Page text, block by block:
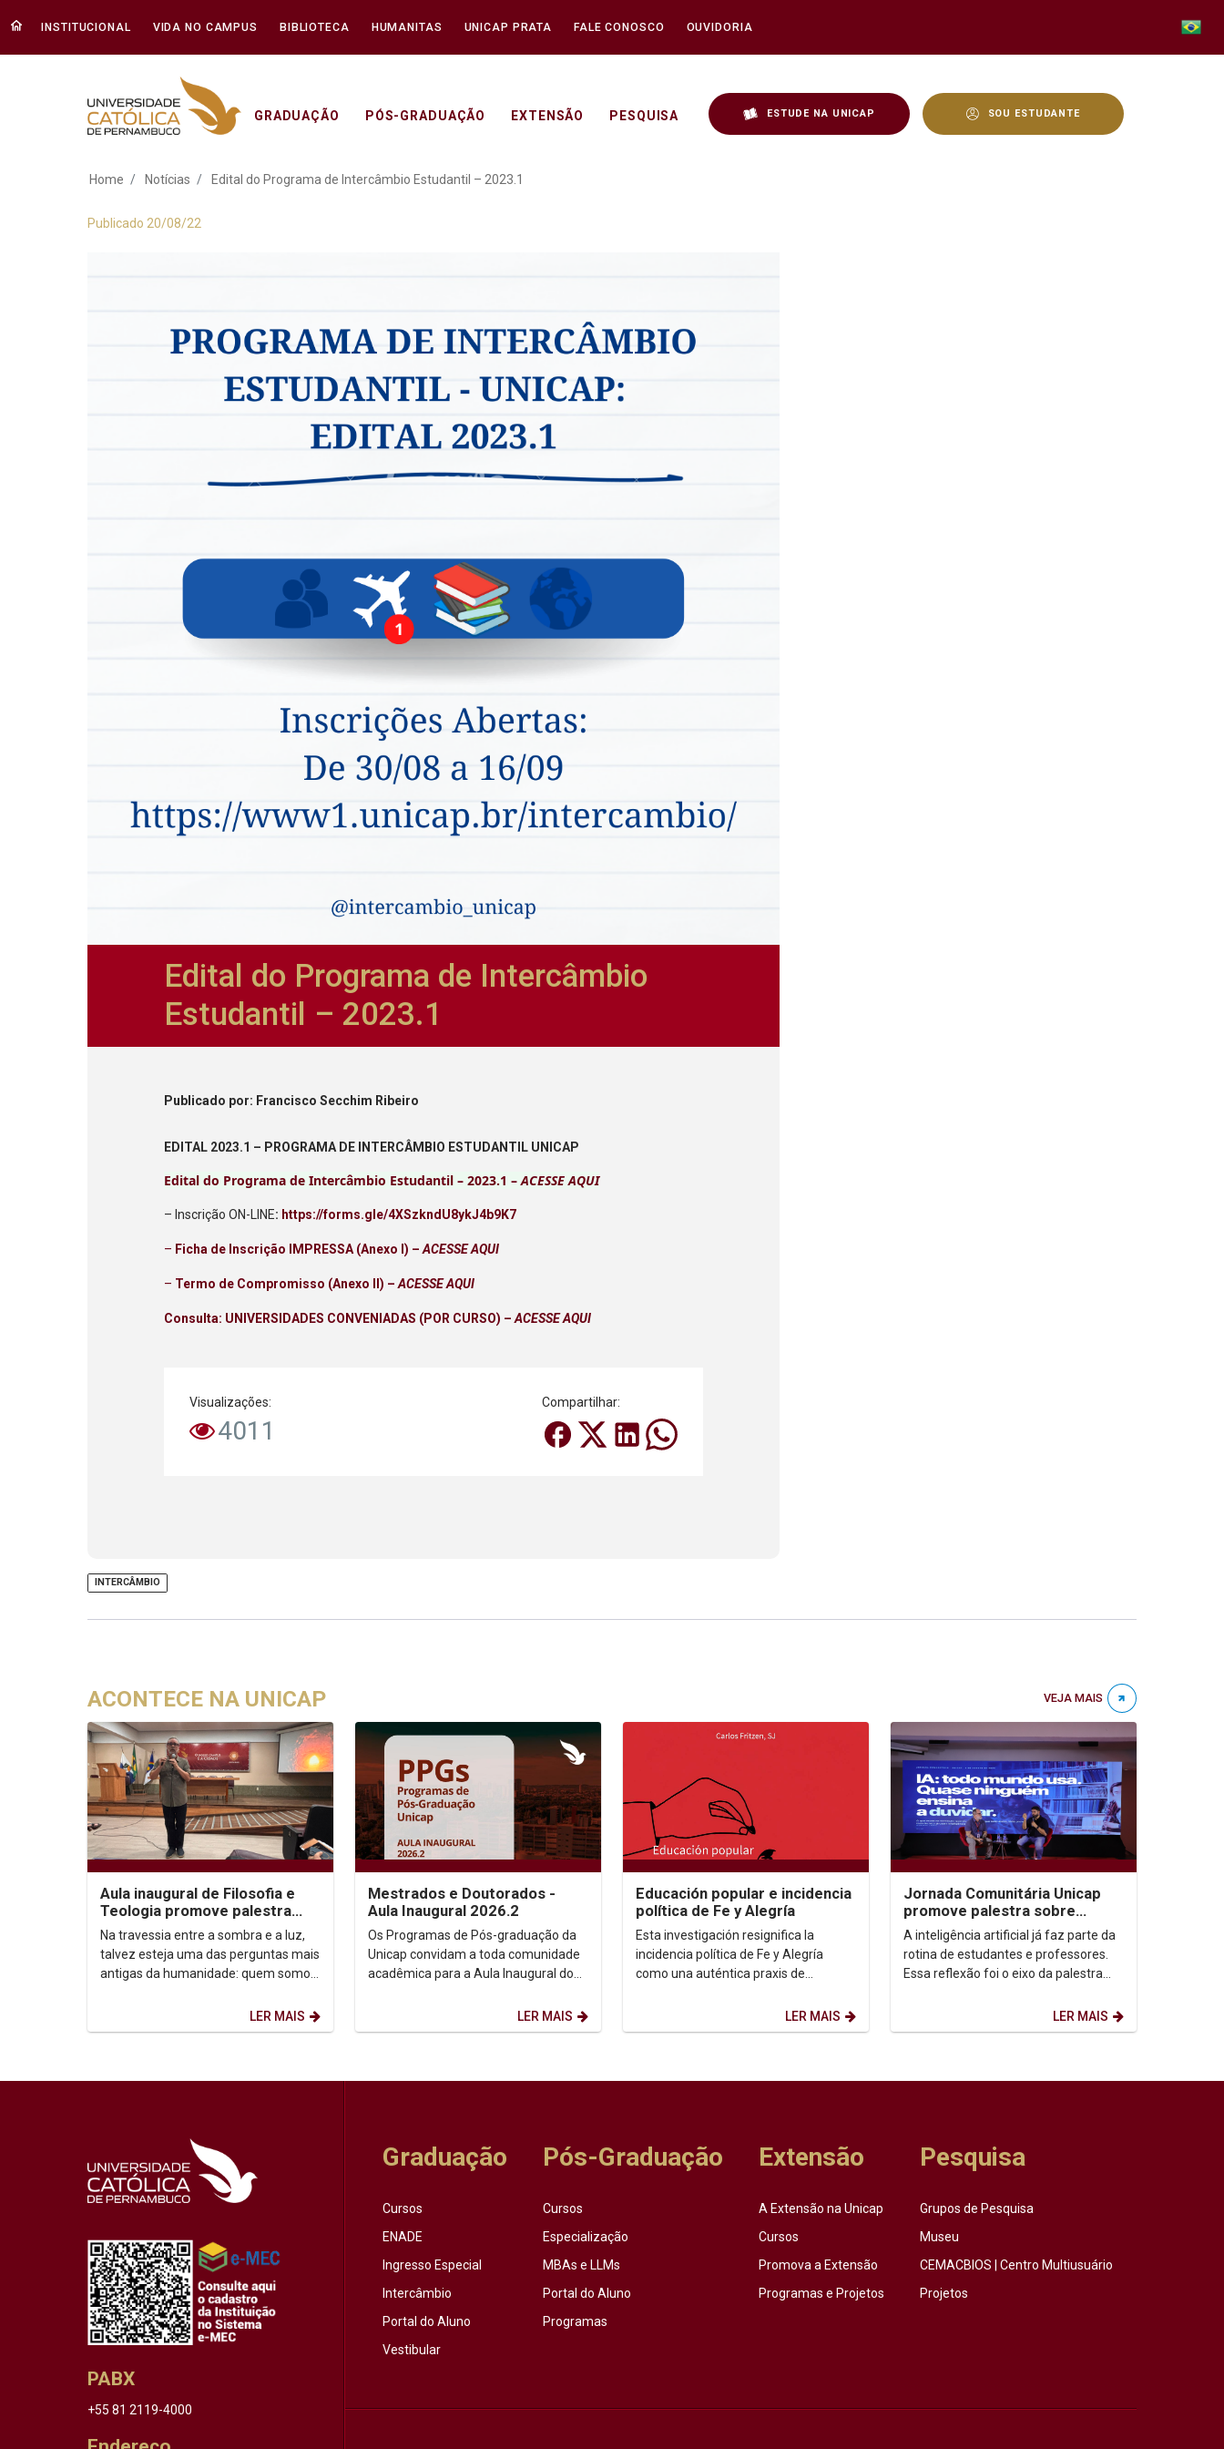
INSTITUCIONAL VIDA NO CAMPUS BIBLIOTECA HUMANITAS UNICAP PRATA FALE CONOSCO OUVIDORIA
GRADUAÇÃO PÓS-GRADUAÇÃO EXTENSÃO PESQUISA ESTUDE NA UNICAP SOU ESTUDANTE
Edital do Programa de Intercâmbio Estudantil – 2023.1 - Unicap
Home Notícias Edital do Programa de Intercâmbio Estudantil – 2023.1
Publicado 20/08/22
Edital do Programa de Intercâmbio
Estudantil – 2023.1
Publicado por: Francisco Secchim Ribeiro
EDITAL 2023.1 – PROGRAMA DE INTERCÂMBIO ESTUDANTIL UNICAP
Edital do Programa de Intercâmbio Estudantil – 2023.1 –ACESSE AQUI
– Inscrição ON-LINE: https://forms.gle/4XSzkndU8ykJ4b9K7
– Ficha de Inscrição IMPRESSA (Anexo I) –ACESSE AQUI
– Termo de Compromisso (Anexo II) –ACESSE AQUI
Consulta: UNIVERSIDADES CONVENIADAS (POR CURSO) –ACESSE AQUI
Visualizações:
4011
Compartilhar:
INTERCÂMBIO
ACONTECE NA UNICAP VEJA MAIS
Aula inaugural de Filosofia e
Teologia promove palestra
sobre autoconhecimento
Na travessia entre a sombra e a luz,
talvez esteja uma das perguntas mais
antigas da humanidade: quem somos,
LER MAIS
Mestrados e Doutorados -
Aula Inaugural 2026.2
Os Programas de Pós-graduação da
Unicap convidam a toda comunidade
acadêmica para a Aula Inaugural do
LER MAIS
Educación popular e incidencia
política de Fe y Alegría
Esta investigación resignifica la
incidencia política de Fe y Alegría
como una auténtica praxis de
LER MAIS
Jornada Comunitária Unicap
promove palestra sobre
aprendizagem com uso de IA
A inteligência artificial já faz parte da
rotina de estudantes e professores.
Essa reflexão foi o eixo da palestra
LER MAIS
PABX
+55 81 2119-4000
Graduação
Cursos
ENADE
Ingresso Especial
Intercâmbio
Portal do Aluno
Vestibular
Pós-Graduação
Cursos
Especialização
MBAs e LLMs
Portal do Aluno
Programas
Extensão
A Extensão na Unicap
Cursos
Promova a Extensão
Programas e Projetos
Pesquisa
Grupos de Pesquisa
Museu
CEMACBIOS | Centro Multiusuário
Projetos